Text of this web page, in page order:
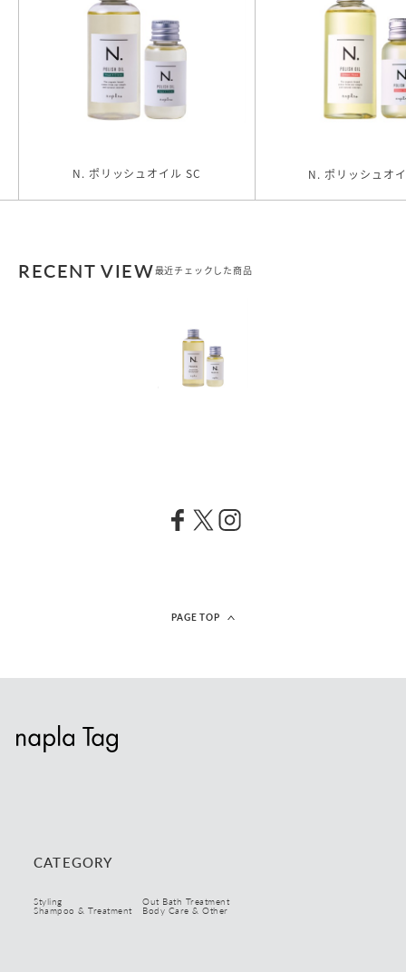
N. ポリッシュオイル SC N. ポリッシュオ
RECENT VIEW最近チェックした商品
PAGE TOP
CATEGORY
Styling Out Bath Treatment
Shampoo & Treatment Body Care & Other